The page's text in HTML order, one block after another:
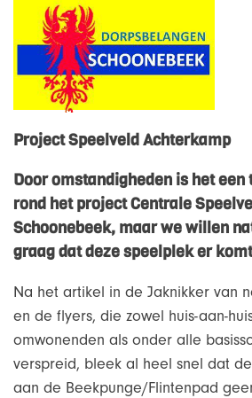
Project Speelveld Achterkamp
Door omstandigheden is het
rond het project Centrale
Schoonebeek, maar we willen
graag dat deze speelplek er
Na het artikel in de Jaknikker van
en de flyers, die zowel huis-aan-
omwonenden als onder alle
verspreid, bleek al heel snel dat
aan de Beekpunge/Flintenpad